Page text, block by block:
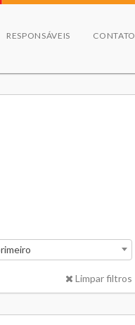
RESPONSÁVEIS CONTATO
Limpar filtros